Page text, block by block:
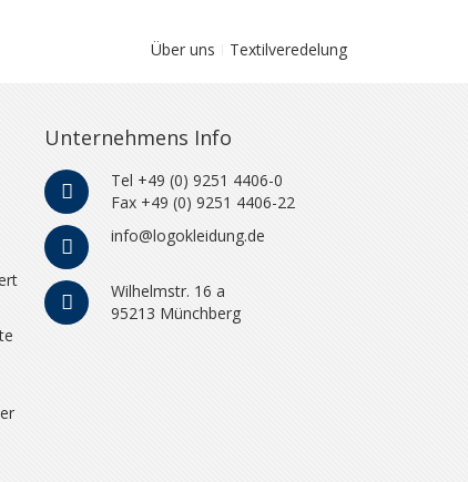
Über uns Textilveredelung
Unternehmens Info
Tel +49 (0) 9251 4406-0
Fax +49 (0) 9251 4406-22
info@logokleidung.de
Wilhelmstr. 16 a
95213 Münchberg